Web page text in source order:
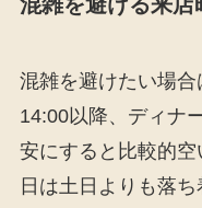
混雑を避ける来店
混雑を避けたい場
14:00以降、ディナ
安にすると比較的
日は土日よりも落ち